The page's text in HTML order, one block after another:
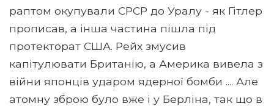
раптом окупували СРСР до Уралу - як Гітлер
прописав, а інша частина пішла під
протекторат США. Рейх змусив
капітулювати Британію, а Америка вивела з
війни японців ударом ядерної бомби .... Але
атомну зброю було вже і у Берліна, так що в